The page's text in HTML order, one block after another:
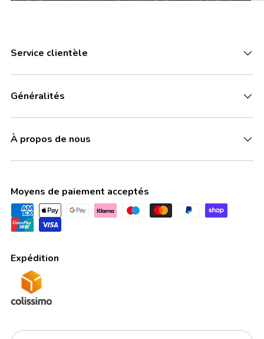
Service clientèle
Généralités
À propos de nous
Moyens de paiement acceptés
Expédition
Pays